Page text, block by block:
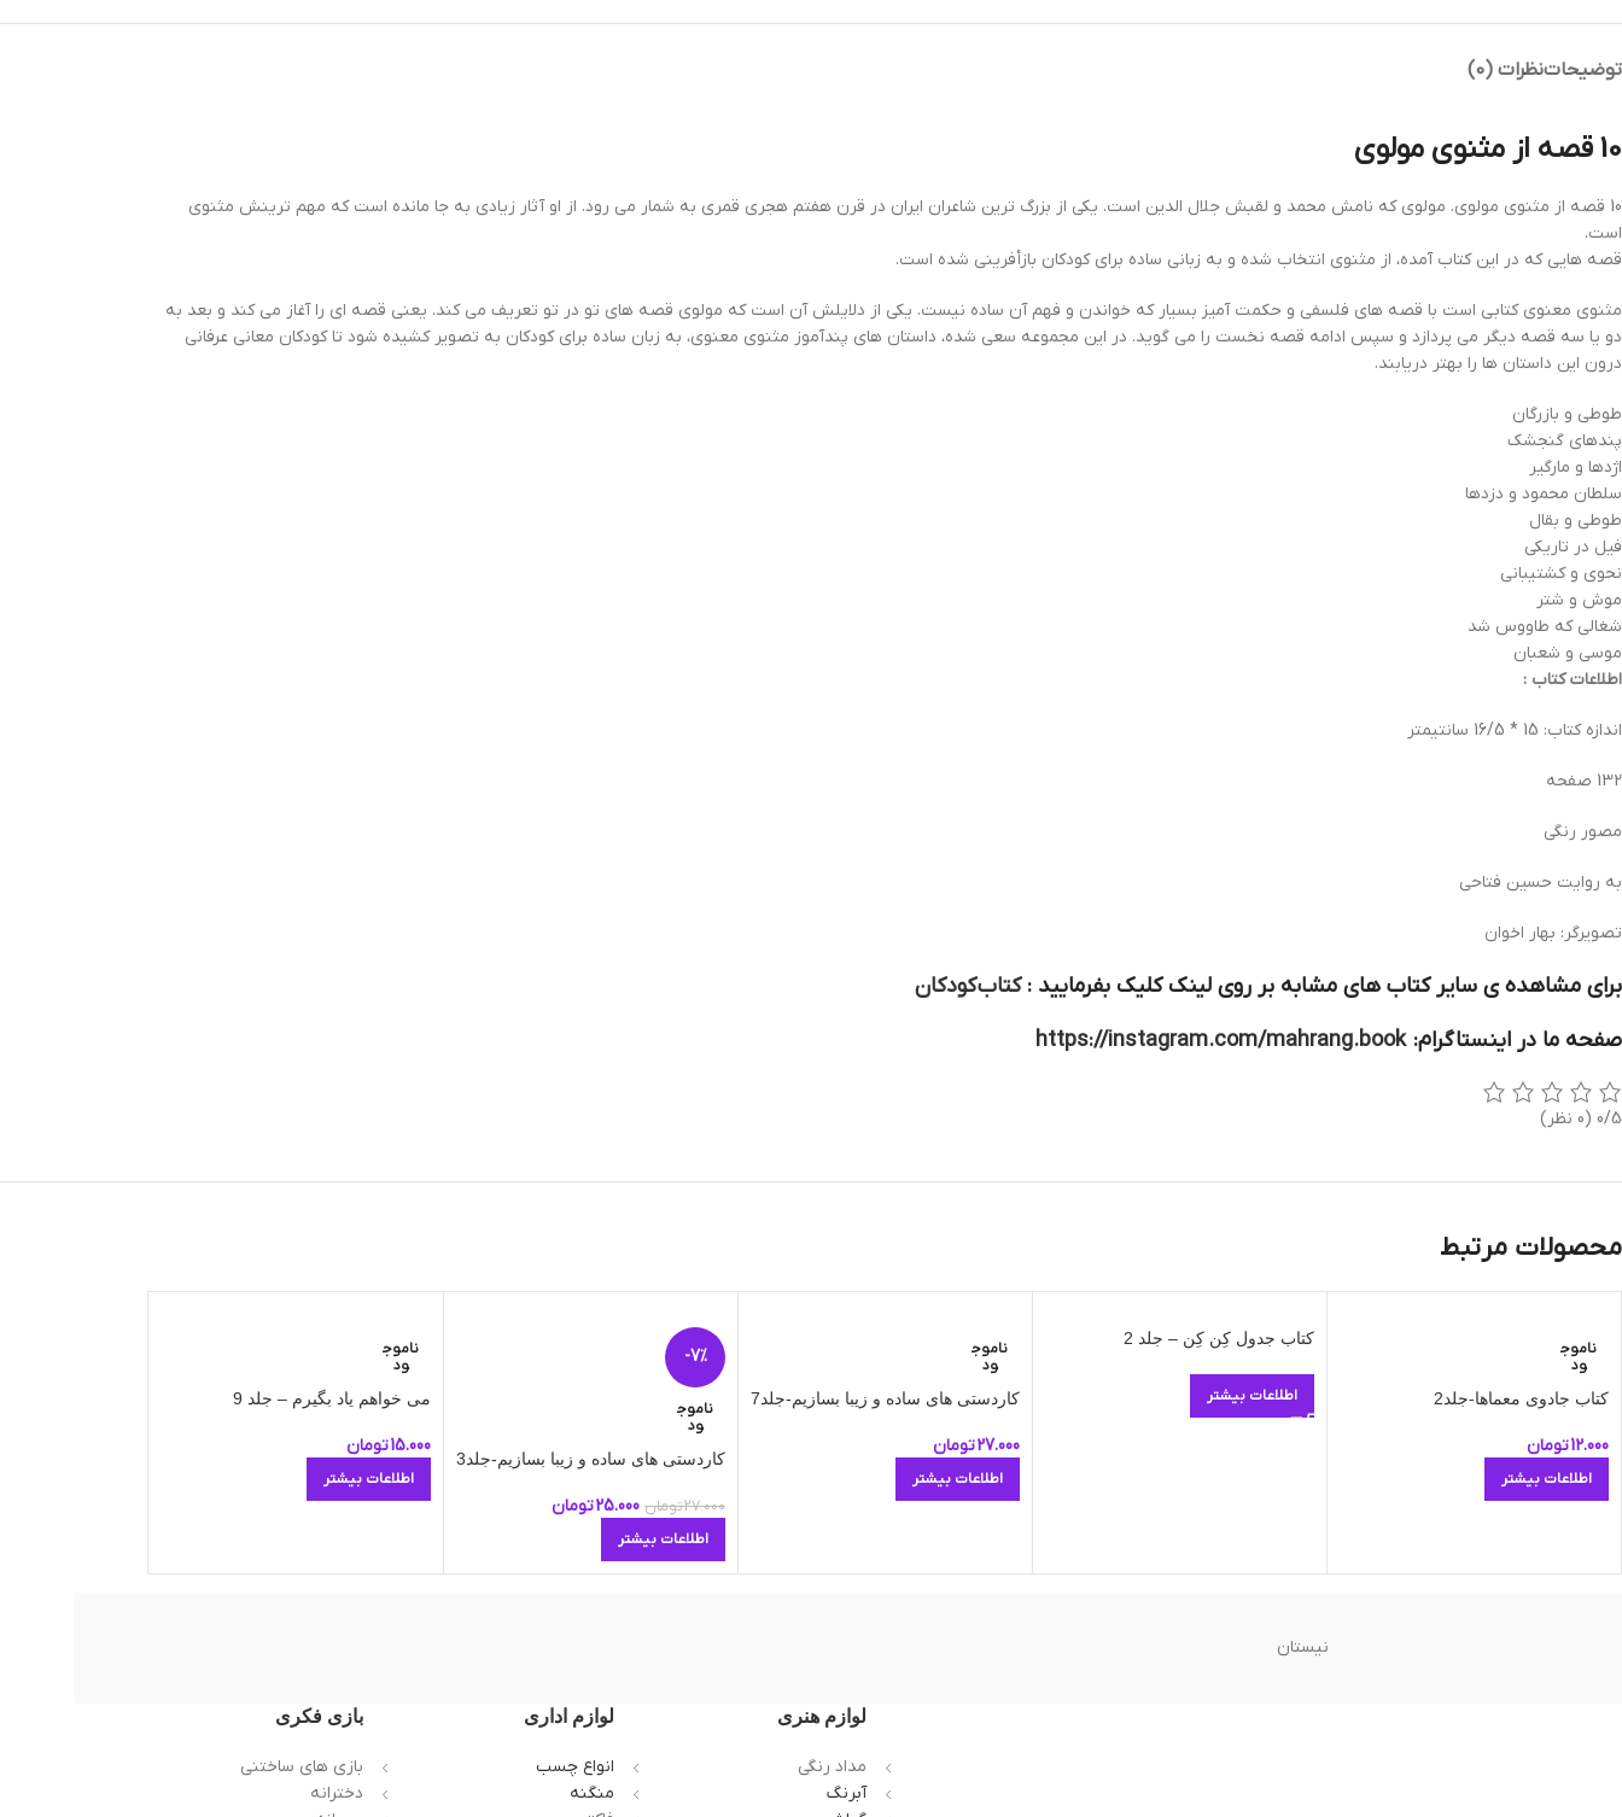
توضیحاتنظرات (0)
10 قصه از مثنوی مولوی
10 قصه از مثنوی مولوی. مولوی که نامش محمد و لقبش جلال الدین است. یکی از بزرگ ترین شاعران ایران در قرن هفتم هجری قمری به شمار می رود. از او آثار زیادی به جا مانده است که مهم ترینش مثنوی
است.
قصه هایی که در این کتاب آمده، از مثنوی انتخاب شده و به زبانی ساده برای کودکان بازأفرینی شده است.
مثنوی معنوی کتابی است با قصه های فلسفی و حکمت آمیز بسیار که خواندن و فهم آن ساده نیست. یکی از دلایلش آن است که مولوی قصه های تو در تو تعریف می کند. یعنی قصه ای را آغاز می کند و بعد به
دو یا سه قصه دیگر می پردازد و سپس ادامه قصه نخست را می گوید. در این مجموعه سعی شده، داستان های پندآموز مثنوی معنوی، به زبان ساده برای کودکان به تصویر کشیده شود تا کودکان معانی عرفانی
درون این داستان ها را بهتر دریابند.
طوطی و بازرگان
پندهای گنجشک
اژدها و مارگیر
سلطان محمود و دزدها
طوطی و بقال
فیل در تاریکی
نحوی و کشتیبانی
موش و شتر
شغالی که طاووس شد
موسی و شعبان
اطلاعات کتاب :
اندازه کتاب: 15 * 16/5 سانتیمتر
132 صفحه
مصور رنگی
به روایت حسین فتاحی
تصویرگر: بهار اخوان
برای مشاهده ی سایر کتاب های مشابه بر روی لینک کلیک بفرمایید :کتاب کودکان
صفحه ما در اینستاگرام:https://instagram.com/mahrang.book
0/5 (0 نظر)
محصولات مرتبط
ناموج
ود
کتاب جادوی معماها-جلد2
12.000تومان
اطلاعات بیشتر
کتاب جدول کِن کِن – جلد 2
اطلاعات بیشتر
ناموج
ود
کاردستی های ساده و زیبا بسازیم-جلد7
27.000تومان
اطلاعات بیشتر
-7%
ناموج
ود
کاردستی های ساده و زیبا بسازیم-جلد3
27.000تومان 25.000تومان
اطلاعات بیشتر
ناموج
ود
می خواهم یاد بگیرم – جلد 9
15.000تومان
اطلاعات بیشتر
نیستان
لوازم هنری
مداد رنگی
آبرنگ
لوازم اداری
انواع چسب
منگنه
بازی فکری
بازی های ساختنی
دخترانه